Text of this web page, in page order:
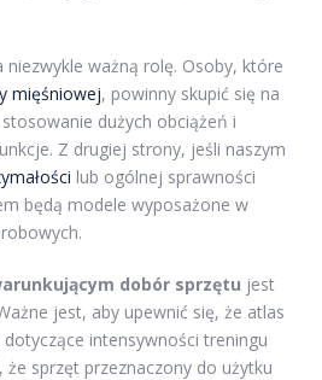
niezwykle ważną rolę. Osoby, które
mięśniowej, powinny skupić się na
dużych obciążeń i
Z drugiej strony, jeśli naszym
lub ogólnej sprawności
będą modele wyposażone w
dobór sprzętu jest
jest, aby upewnić się, że atlas
dotyczące intensywności treningu
że sprzęt przeznaczony do użytku